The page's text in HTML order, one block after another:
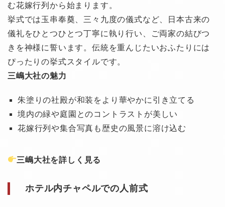
む花嫁行列から始まります。
挙式では玉串奉奠、三々九度の儀式など、日本古来の
儀礼をひとつひとつ丁寧に執り行い、ご両家の結びつ
きを神様に誓います。伝統を重んじたいおふたりには
ぴったりの挙式スタイルです。
三嶋大社の魅力
朱塗りの社殿が和装をより華やかに引き立てる
境内の緑や庭園とのコントラストが美しい
花嫁行列や集合写真も歴史の風景に溶け込む
三嶋大社を詳しく見る
ホテル内チャペルでの人前式